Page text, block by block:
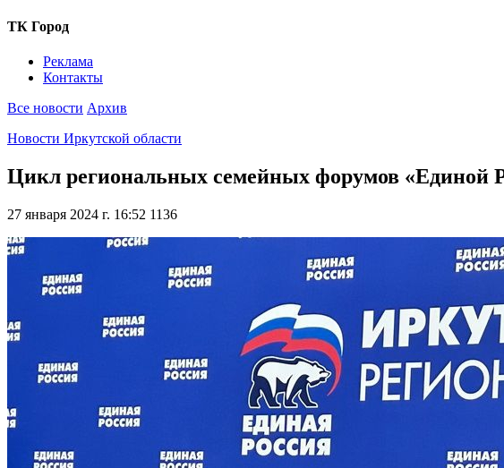
ТК Город
Реклама
Контакты
Все новости Архив
Новости Иркутской области
Цикл региональных семейных форумов «Единой
27 января 2024 г. 16:52 1136